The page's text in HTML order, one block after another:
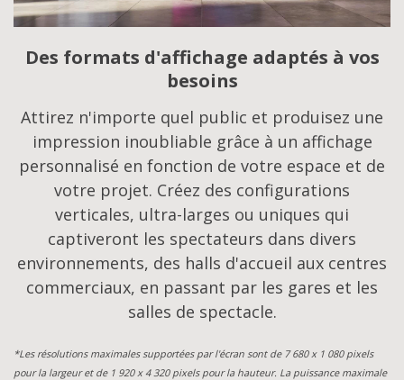
Des formats d'affichage adaptés à vos
besoins
Attirez n'importe quel public et produisez une
impression inoubliable grâce à un affichage
personnalisé en fonction de votre espace et de
votre projet. Créez des configurations
verticales, ultra-larges ou uniques qui
captiveront les spectateurs dans divers
environnements, des halls d'accueil aux centres
commerciaux, en passant par les gares et les
salles de spectacle.
*Les résolutions maximales supportées par l'écran sont de 7 680 x 1 080 pixels
pour la largeur et de 1 920 x 4 320 pixels pour la hauteur. La puissance maximale